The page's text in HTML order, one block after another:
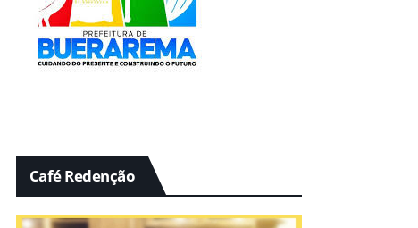
Café Redenção